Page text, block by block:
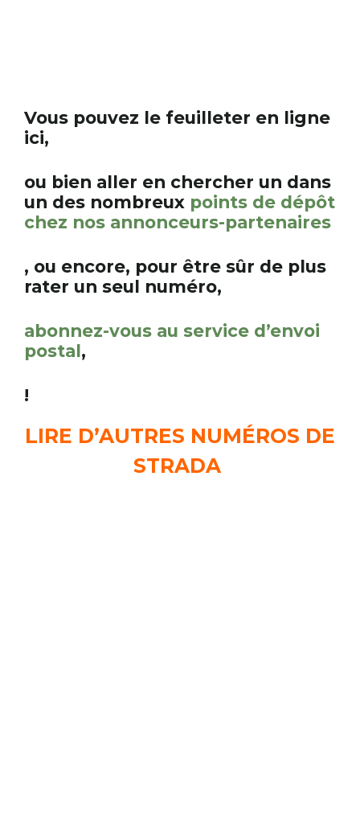
Vous pouvez le feuilleter en ligne
ici,
ou bien aller en chercher un dans
un des nombreux points de dépôt
chez nos annonceurs-partenaires
, ou encore, pour être sûr de plus
rater un seul numéro,
abonnez-vous au service d’envoi
postal,
!
LIRE D’AUTRES NUMÉROS DE
STRADA